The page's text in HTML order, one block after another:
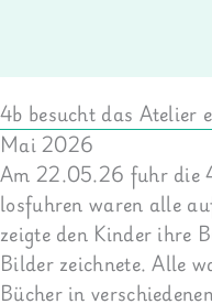
springen
4b besucht das Atelier
Mai 2026
Am 22.05.26 fuhr die
losfuhren waren alle
zeigte den Kinder ihre
Bilder zeichnete. Alle
Bücher in